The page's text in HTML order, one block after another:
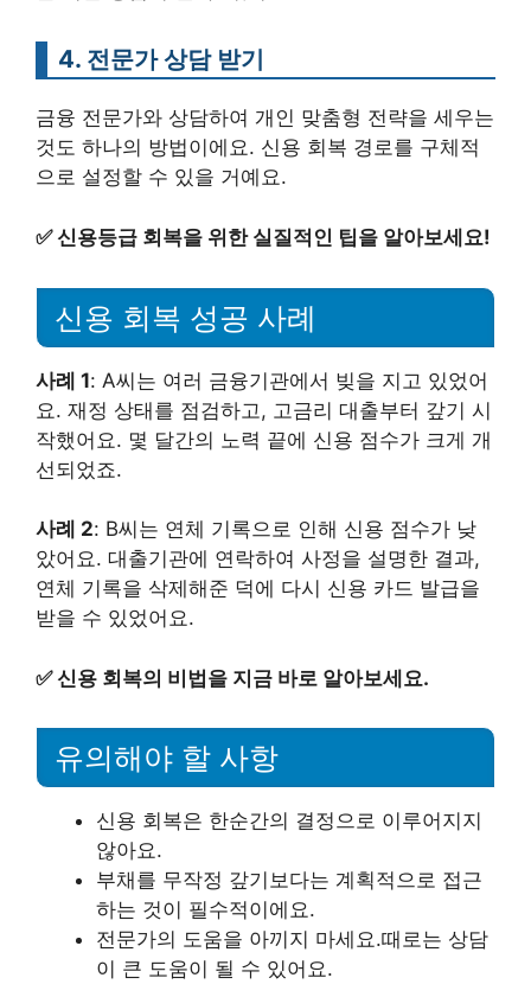
4. 전문가 상담 받기
금융 전문가와 상담하여 개인 맞춤형 전략을 세우는
것도 하나의 방법이에요. 신용 회복 경로를 구체적
으로 설정할 수 있을 거예요.
✅신용등급 회복을 위한 실질적인 팁을 알아보세요!
신용 회복 성공 사례
사례 1: A씨는 여러 금융기관에서 빚을 지고 있었어
요. 재정 상태를 점검하고, 고금리 대출부터 갚기 시
작했어요. 몇 달간의 노력 끝에 신용 점수가 크게 개
선되었죠.
사례 2: B씨는 연체 기록으로 인해 신용 점수가 낮
았어요. 대출기관에 연락하여 사정을 설명한 결과,
연체 기록을 삭제해준 덕에 다시 신용 카드 발급을
받을 수 있었어요.
✅신용 회복의 비법을 지금 바로 알아보세요.
유의해야 할 사항
신용 회복은 한순간의 결정으로 이루어지지
않아요.
부채를 무작정 갚기보다는 계획적으로 접근
하는 것이 필수적이에요.
전문가의 도움을 아끼지 마세요.때로는 상담
이 큰 도움이 될 수 있어요.